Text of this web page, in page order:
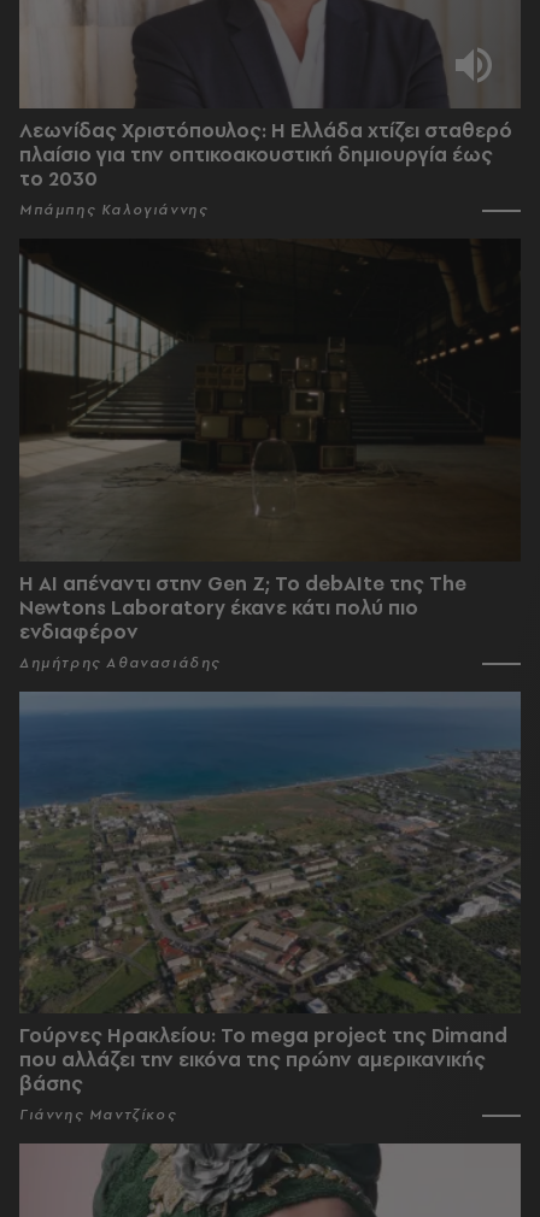
Λεωνίδας Χριστόπουλος: Η Ελλάδα χτίζει σταθερό
πλαίσιο για την οπτικοακουστική δημιουργία έως
το 2030
Μπάμπης Καλογιάννης
Η AI απέναντι στην Gen Z; Το debAIte της The
Newtons Laboratory έκανε κάτι πολύ πιο
ενδιαφέρον
Δημήτρης Αθανασιάδης
Γούρνες Ηρακλείου: To mega project της Dimand
που αλλάζει την εικόνα της πρώην αμερικανικής
βάσης
Γιάννης Μαντζίκος